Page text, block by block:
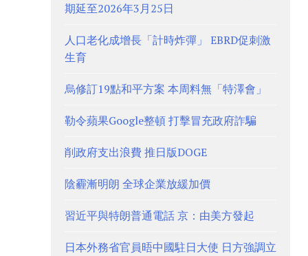
期延至2026年3月25日
人口老化成增長「計時炸彈」 EBRD促刺激
生育
烏修訂19點和平方案 本周料無「特澤會」
勒令蘋果Google整頓 打擊冒充政府詐騙
削政府支出浪費 推日版DOGE
陰霾漸明朗 全球企業放緩加價
習近平與特朗普通電話 京：由美方發起
日本外務省官員晤中國駐日大使 日方強調立